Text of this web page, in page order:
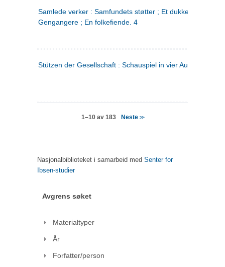
Samlede verker : Samfundets støtter ; Et dukkehjem ;
Gengangere ; En folkefiende. 4
Stützen der Gesellschaft : Schauspiel in vier Aufzügen
1–10 av 183 Neste >>
Nasjonalbiblioteket i samarbeid med Senter for
Ibsen-studier
Avgrens søket
Materialtyper
År
Forfatter/person